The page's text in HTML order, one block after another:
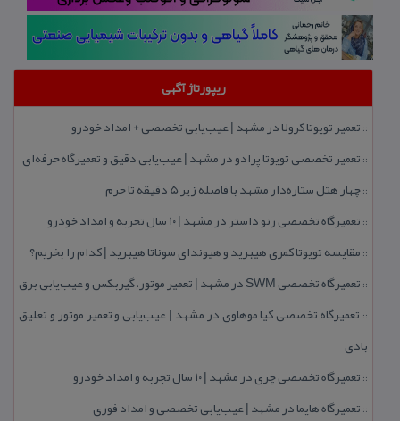
ریپورتاژ آگهی
:: تعمیر تویوتا كرولا در مشهد | عیب‌یابی تخصصی + امداد خودرو
:: تعمیر تخصصی تویوتا پرادو در مشهد | عیب‌یابی دقیق و تعمیرگاه حرفه‌ای
::چهار هتل‌ ستاره‌دار مشهد با فاصله زیر 5 دقیقه تا حرم
:: تعمیرگاه تخصصی رنو داستر در مشهد | ۱۰ سال تجربه و امداد خودرو
:: مقایسه تویوتا كمری هیبرید و هیوندای سوناتا هیبرید | كدام را بخریم؟
:: تعمیرگاه تخصصی SWM در مشهد | تعمیر موتور، گیربكس و عیب‌یابی برق
:: تعمیرگاه تخصصی كیا موهاوی در مشهد | عیب‌یابی و تعمیر موتور و تعلیق
بادی
:: تعمیرگاه تخصصی چری در مشهد | ۱۰ سال تجربه و امداد خودرو
:: تعمیرگاه هایما در مشهد | عیب‌یابی تخصصی و امداد فوری